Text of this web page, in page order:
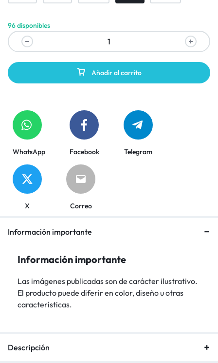
96 disponibles
Añadir al carrito
WhatsApp Facebook Telegram
X Correo
Información importante
Información importante
Las imágenes publicadas son de carácter ilustrativo.
El producto puede diferir en color, diseño u otras
características.
Descripción